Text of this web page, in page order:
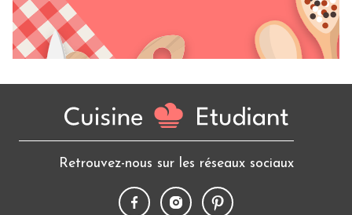
Retrouvez-nous sur les réseaux sociaux